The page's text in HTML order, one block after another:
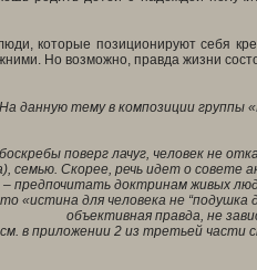
которые позиционируют себя
Но возможно, правда жизни
данную тему в композиции группы
поверг лачуг, человек не
семью. Скорее, речь идет о
предпочитать доктринам живых
«истина для человека не “подушка
объективная правда, не
в приложении 2 из третьей части